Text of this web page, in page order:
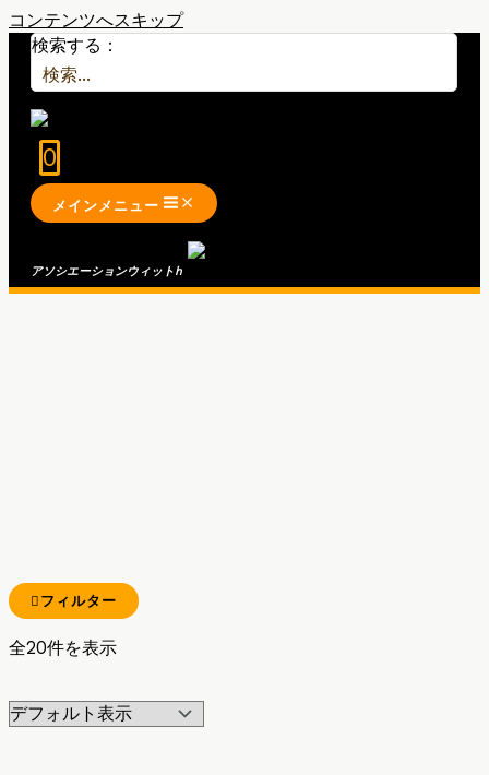
コンテンツへスキップ
検索する：
0
メインメニュー
アソシエーションウィット h
フィルター
全20件を表示